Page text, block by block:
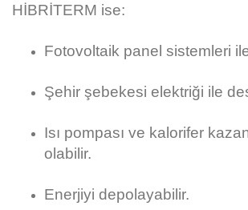
HİBRİTERM ise:
Fotovoltaik panel sistemleri
Şehir şebekesi elektriği ile
Isı pompası ve kalorifer
olabilir.
Enerjiyi depolayabilir.